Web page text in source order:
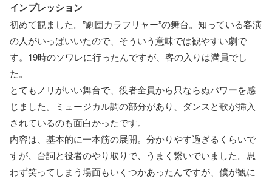
インプレッション
初めて観ました。”劇団カラフリャー”の舞台。知っている客演
の人がいっぱいいたので、そういう意味では観やすい劇で
す。19時のソワレに行ったんですが、客の入りは満員でし
た。
とてもノリがいい舞台で、役者全員から只ならぬパワーを感
じました。ミュージカル調の部分があり、ダンスと歌が挿入
されているのも面白かったです。
内容は、基本的に一本筋の展開。分かりやす過ぎるくらいで
すが、台詞と役者のやり取りで、うまく繋いでいました。思
わず笑ってしまう場面もいくつかあったんですが、僕が観に